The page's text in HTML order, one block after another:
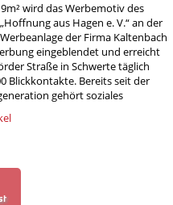
wird das Werbemotiv des
aus Hagen e. V.“ an der
der Firma Kaltenbach
eingeblendet und erreicht
Straße in Schwerte täglich
Blickkontakte. Bereits seit der
gehört soziales